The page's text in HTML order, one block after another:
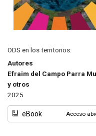
ODS en los territorios:
Autores
Efraim del Campo Parra
y otros
2025
eBook Acceso